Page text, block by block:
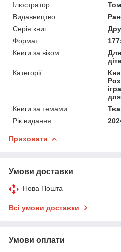
Ілюстратор
Видавництво
Серія книг
Формат
Книги за віком
Категорії
для
Книги за темами
Рік видання
Приховати
Умови доставки
Нова Пошта
Всі умови доставки
Умови оплати